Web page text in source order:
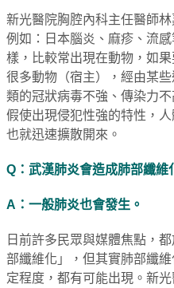
新光醫院胸腔內科主任醫師
例如：日本腦炎、麻疹、流
樣，比較常出現在動物，如
很多動物（宿主），經由某
類的冠狀病毒不強、傳染力
假使出現侵犯性強的特性，
也就迅速擴散開來。
Q：武漢肺炎會造成肺部纖維
A：一般肺炎也會發生。
日前許多民眾與媒體焦點，
部纖維化」，但其實肺部纖
定程度，都有可能出現。新